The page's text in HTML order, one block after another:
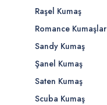
Raşel Kumaş
Romance Kumaşlar
Sandy Kumaş
Şanel Kumaş
Saten Kumaş
Scuba Kumaş